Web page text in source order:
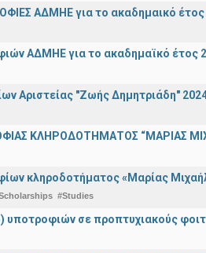
ΑΔΜΗΕ για το ακαδημαικό έτος
ΑΔΜΗΕ για το ακαδημαϊκό έτος
Αριστείας "Ζωής Δημητριάδη"
ΚΛΗΡΟΔΟΤΗΜΑΤΟΣ “ΜΑΡΙΑΣ
κληροδοτήματος «Μαρίας
#Studies
υποτροφιών σε προπτυχιακούς